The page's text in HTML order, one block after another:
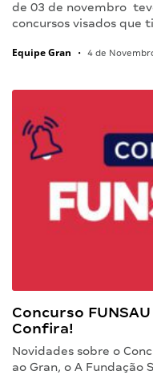
de 03 de novembro
concursos visados que
Equipe Gran • 4 de
Concurso
Confira!
Novidades sobre o
ao Gran, o A Fundação